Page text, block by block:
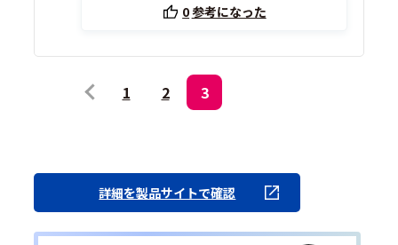
0参考になった
1 2 3
詳細を製品サイトで確認